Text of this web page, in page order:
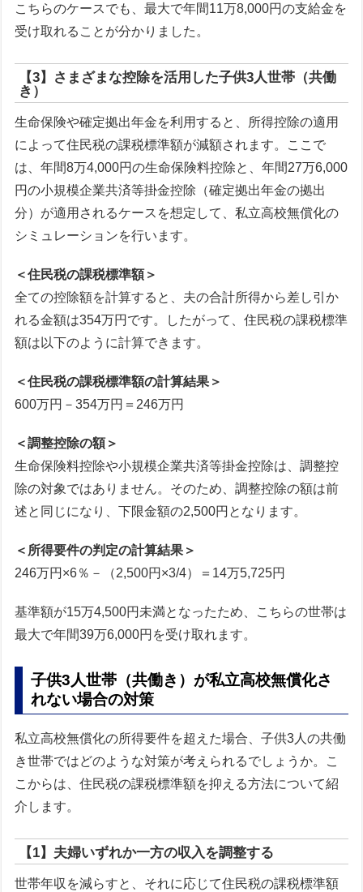
こちらのケースでも、最大で年間11万8,000円の支給金を
受け取れることが分かりました。
【3】さまざまな控除を活用した子供3人世帯（共働
き）
生命保険や確定拠出年金を利用すると、所得控除の適用
によって住民税の課税標準額が減額されます。ここで
は、年間8万4,000円の生命保険料控除と、年間27万6,000
円の小規模企業共済等掛金控除（確定拠出年金の拠出
分）が適用されるケースを想定して、私立高校無償化の
シミュレーションを行います。
＜住民税の課税標準額＞
全ての控除額を計算すると、夫の合計所得から差し引か
れる金額は354万円です。したがって、住民税の課税標準
額は以下のように計算できます。
＜住民税の課税標準額の計算結果＞
600万円－354万円＝246万円
＜調整控除の額＞
生命保険料控除や小規模企業共済等掛金控除は、調整控
除の対象ではありません。そのため、調整控除の額は前
述と同じになり、下限金額の2,500円となります。
＜所得要件の判定の計算結果＞
246万円×6％－（2,500円×3/4）＝14万5,725円
基準額が15万4,500円未満となったため、こちらの世帯は
最大で年間39万6,000円を受け取れます。
子供3人世帯（共働き）が私立高校無償化さ
れない場合の対策
私立高校無償化の所得要件を超えた場合、子供3人の共働
き世帯ではどのような対策が考えられるでしょうか。こ
こからは、住民税の課税標準額を抑える方法について紹
介します。
【1】夫婦いずれか一方の収入を調整する
世帯年収を減らすと、それに応じて住民税の課税標準額